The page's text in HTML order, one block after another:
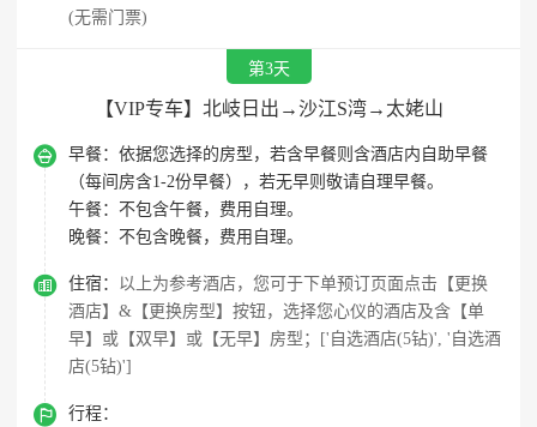
(无需门票)
第3天
【VIP专车】北岐日出→沙江S湾→太姥山
 早餐： 依据您选择的房型，若含早餐则含酒店内自助早餐
（每间房含1-2份早餐），若无早则敬请自理早餐。
午餐： 不包含午餐，费用自理。
晚餐： 不包含晚餐，费用自理。
 住宿： 以上为参考酒店，您可于下单预订页面点击【更换
酒店】&【更换房型】按钮，选择您心仪的酒店及含【单
早】或【双早】或【无早】房型；['自选酒店(5钻)', '自选酒
店(5钻)']

行程：